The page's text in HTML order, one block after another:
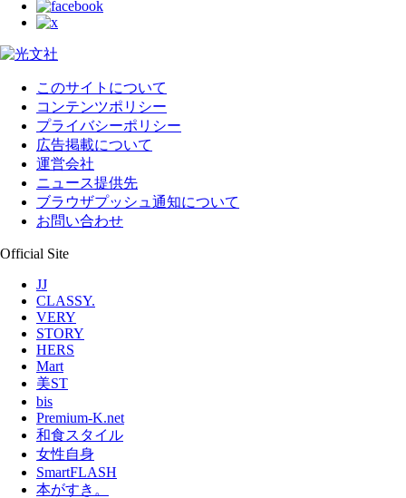
このサイトについて
コンテンツポリシー
プライバシーポリシー
広告掲載について
運営会社
ニュース提供先
ブラウザプッシュ通知について
お問い合わせ
Official Site
JJ
CLASSY.
VERY
STORY
HERS
Mart
美ST
bis
Premium-K.net
和食スタイル
女性自身
SmartFLASH
本がすき。